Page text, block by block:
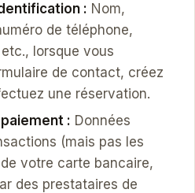
: Nom,
de téléphone,
lorsque vous
de contact, créez
une réservation.
: Données
(mais pas les
votre carte bancaire,
des prestataires de